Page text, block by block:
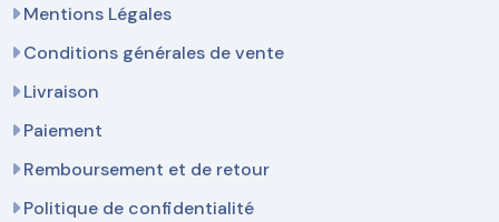
Mentions Légales
Conditions générales de vente
Livraison
Paiement
Remboursement et de retour
Politique de confidentialité